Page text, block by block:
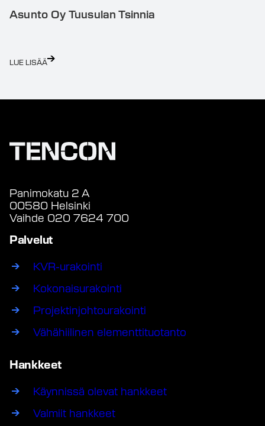
Asunto Oy Tuusulan Tsinnia
LUE LISÄÄ
Panimokatu 2 A
00580 Helsinki
Vaihde 020 7624 700
Palvelut
KVR-urakointi
Kokonaisurakointi
Projektinjohtourakointi
Vähähiilinen elementtituotanto
Hankkeet
Käynnissä olevat hankkeet
Valmiit hankkeet